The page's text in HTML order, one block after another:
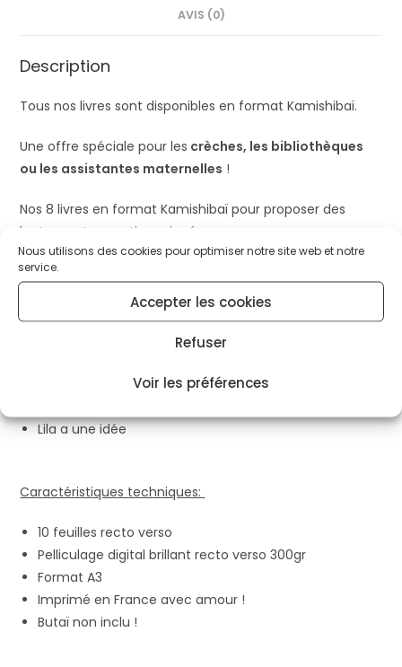
Nous utilisons des cookies pour optimiser notre site web et notre
service.
Accepter les cookies
Refuser
Voir les préférences
AVIS (0)
Description
Tous nos livres sont disponibles en format Kamishibaï.
Une offre spéciale pour les crèches, les bibliothèques
ou les assistantes maternelles !
Nos 8 livres en format Kamishibaï pour proposer des
lectures et comptines signées
Lila est à croquer
Lila fête Noël
Lila à l’école des doudous
Lila a une idée
Caractéristiques techniques:
10 feuilles recto verso
Pelliculage digital brillant recto verso 300gr
Format A3
Imprimé en France avec amour !
Butaï non inclu !